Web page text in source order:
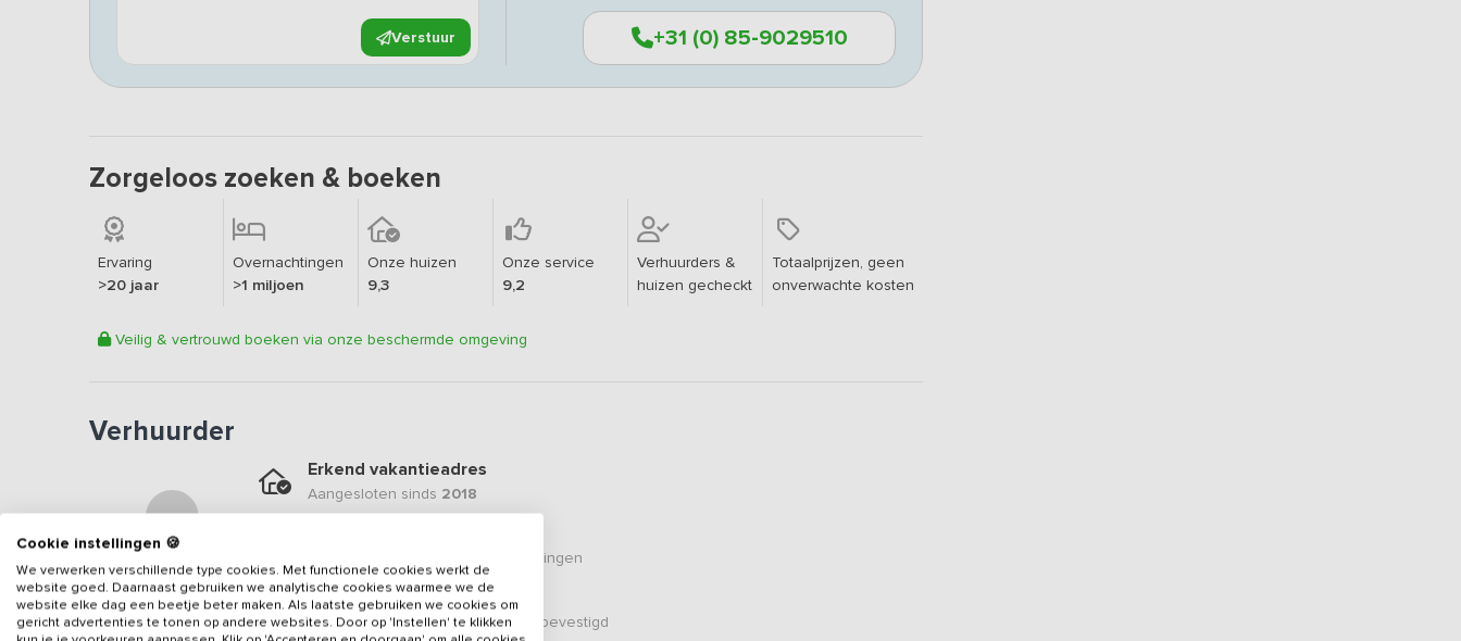
Verstuur +31 (0) 85-9029510
Zorgeloos zoeken & boeken
Ervaring
>20 jaar
Overnachtingen
>1 miljoen
Onze huizen
9,3
Onze service
9,2
Verhuurders &
huizen gecheckt
Totaalprijzen, geen
onverwachte kosten
Veilig & vertrouwd boeken via onze beschermde omgeving
Verhuurder
Erkend vakantieadres
Aangesloten sinds 2018
beoordelingen
Veilig & vertrouwd
Gegevens van de verhuurder zijn bevestigd
Cookie instellingen 🍪
We verwerken verschillende type cookies. Met functionele cookies werkt de
website goed. Daarnaast gebruiken we analytische cookies waarmee we de
website elke dag een beetje beter maken. Als laatste gebruiken we cookies om
gericht advertenties te tonen op andere websites. Door op 'Instellen' te klikken